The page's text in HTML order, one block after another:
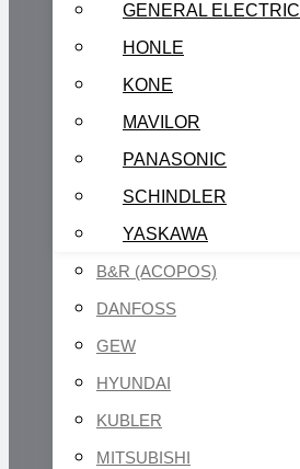
GENERAL ELECTRIC
HONLE
KONE
MAVILOR
PANASONIC
SCHINDLER
YASKAWA
B&R (ACOPOS)
DANFOSS
GEW
HYUNDAI
KUBLER
MITSUBISHI